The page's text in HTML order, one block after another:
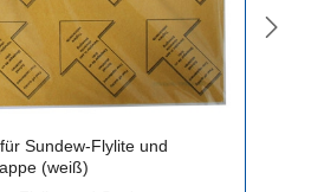
Sundew-Flylite und
(weiß)